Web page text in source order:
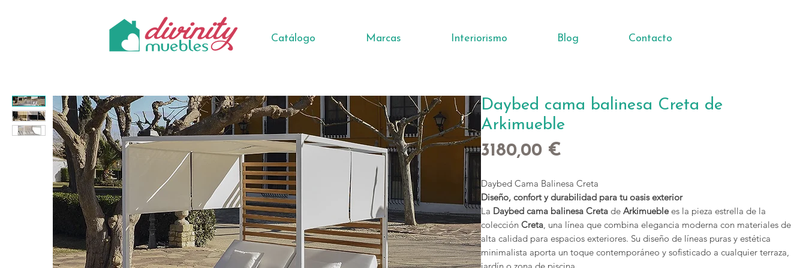
Catálogo Marcas Interiorismo Blog Contacto
Daybed cama balinesa Creta de
Arkimueble
3180,00 €
Daybed Cama Balinesa Creta
Diseño, confort y durabilidad para tu oasis exterior
La Daybed cama balinesa Creta deArkimueblees la pieza estrella de la
colecciónCreta, una línea que combina elegancia moderna con materiales de
alta calidad para espacios exteriores. Su diseño de líneas puras y estética
minimalista aporta un toque contemporáneo y sofisticado a cualquier terraza,